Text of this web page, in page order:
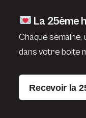
La 25ème
Chaque
dans votre boite
Recevoir la